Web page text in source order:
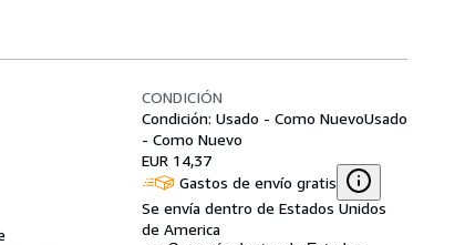
CONDICIÓN
Condición: Usado - Como NuevoUsado
- Como Nuevo
EUR 14,37
Gastos de envío gratis
Se envía dentro de Estados Unidos
de America